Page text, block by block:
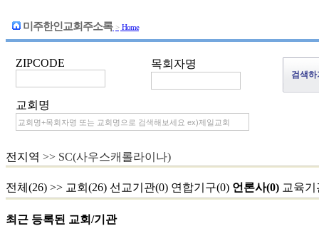
미주한인교회주소록 > Home
ZIPCODE 목회자명
교회명
전지역 >> SC(사우스캐롤라이나)
전체(26) >> 교회(26) 선교기관(0) 연합기구(0) 언론사(0) 교육기
최근 등록된 교회/기관